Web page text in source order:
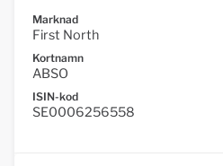
Marknad
First North
Kortnamn
ABSO
ISIN-kod
SE0006256558